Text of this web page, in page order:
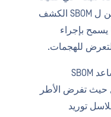
الثغرات الأمنية في عملية التصحيح. يمكن ل SBOM الكشف
يسمح بإجراء
للهجمات.
تساعد SBOM
حيث تفرض الأطر
توريد